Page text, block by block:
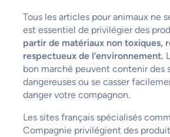
Tous les articles pour animaux ne
est essentiel de privilégier des
partir de matériaux non toxiques,
respectueux de l’environnement.
bon marché peuvent contenir des
dangereuses ou se casser
danger votre compagnon.
Les sites français spécialisés
Compagnie privilégient des